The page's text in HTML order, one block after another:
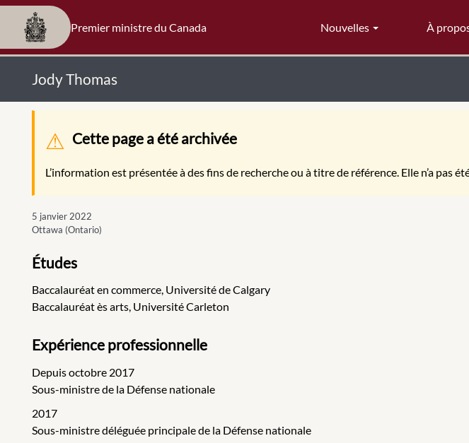
Premier ministre du Canada Nouvelles À
Jody Thomas
Message d'avertissement
Cette page a été archivée
L’information est présentée à des fins de recherche ou à titre de référence. Elle n’a pas
5 janvier 2022
Ottawa (Ontario)
Études
Baccalauréat en commerce, Université de Calgary
Baccalauréat ès arts, Université Carleton
Expérience professionnelle
Depuis octobre 2017
Sous-ministre de la Défense nationale
2017
Sous-ministre déléguée principale de la Défense nationale